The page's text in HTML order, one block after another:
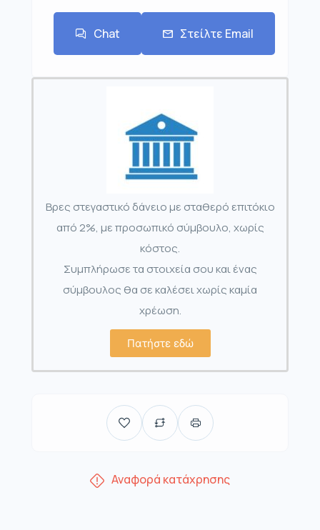
Chat Στείλτε Email
Βρες στεγαστικό δάνειο με σταθερό επιτόκιο
από 2%, με προσωπικό σύμβουλο, χωρίς
κόστος.
Συμπλήρωσε τα στοιχεία σου και ένας
σύμβουλος θα σε καλέσει χωρίς καμία
χρέωση.
Πατήστε εδώ
Αναφορά κατάχρησης